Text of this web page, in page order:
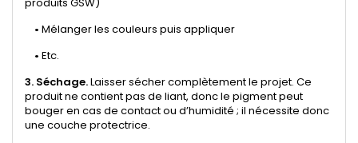
produits GSW)
• Mélanger les couleurs puis appliquer
• Etc.
3. Séchage.Laisser sécher complètement le projet. Ce
produit ne contient pas de liant, donc le pigment peut
bouger en cas de contact ou d’humidité ; il nécessite donc
une couche protectrice.